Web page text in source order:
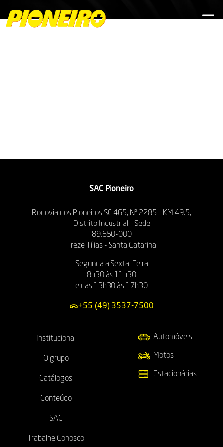
SAC Pioneiro
Rodovia dos Pioneiros SC 465, Nº 2285 - KM 49.5,
Distrito Industrial - Sede
89.650-000
Treze Tílias - Santa Catarina
Segunda a Sexta-Feira
8h30 às 11h30
e das 13h30 às 17h30
+55 (49) 3537-7500
Institucional
O grupo
Catálogos
Conteúdo
SAC
Trabalhe Conosco
Automóveis
Motos
Estacionárias